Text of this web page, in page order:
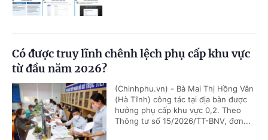
Có được truy lĩnh chênh lệch phụ cấp khu vực
từ đầu năm 2026?
(Chinhphu.vn) - Bà Mai Thị Hồng Vân
(Hà Tĩnh) công tác tại địa bàn được
hưởng phụ cấp khu vực 0,2. Theo
Thông tư số 15/2026/TT-BNV, đơn...